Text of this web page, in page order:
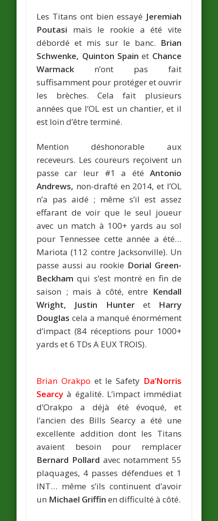
Les Titans ont bien essayé Jeremiah
Poutasi mais le rookie a été vite
débordé et mis sur le banc. Brian
Schwenke, Quinton Spain et Chance
Warmack n’ont pas fait
suffisamment pour protéger et ouvrir
les brèches. Cela fait plusieurs
années que l’OL est un chantier, et il
est loin d’être terminé.
Mention déshonorable aux
receveurs. Les coureurs reçoivent un
passe car leur #1 a été Antonio
Andrews, non-drafté en 2014, et l’OL
n’a pas aidé ; même s’il est assez
effarant de voir que le seul joueur
avec un match à 100+ yards au sol
pour Tennessee cette année a été…
Mariota (112 contre Jacksonville). Un
passe aussi au rookie Dorial Green-
Beckham qui s’est montré en fin de
saison ; mais à côté, entre Kendall
Wright, Justin Hunteret Harry
Douglas cela a manqué énormément
d’impact (84 réceptions pour 1000+
yards et 6 TDs A EUX TROIS).
Brian Orakpo et le Safety Da’Norris
Searcyà égalité. L’impact immédiat
d’Orakpo a déjà été évoqué, et
l’ancien des Bills Searcy a été une
excellente addition dont les Titans
avaient besoin pour remplacer
Bernard Pollard avec notamment 55
plaquages, 4 passes défendues et 1
INT… même s’ils continuent d’avoir
un Michael Griffin en difficulté à côté.